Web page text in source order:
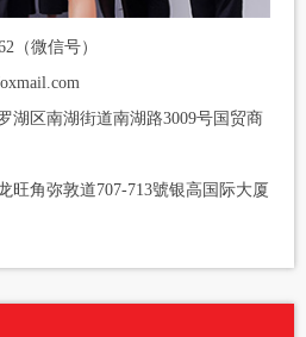
（微信号）
湖区南湖街道南湖路3009号国贸商
旺角弥敦道707-713號银高国际大厦